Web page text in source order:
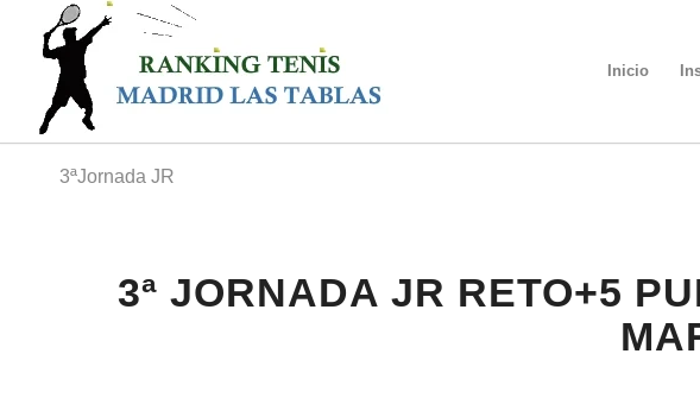
Inicio
3ªJornada JR
3ª JORNADA JR RETO+5